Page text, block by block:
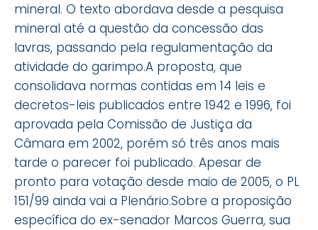
mineral. O texto abordava desde a pesquisa
mineral até a questão da concessão das
lavras, passando pela regulamentação da
atividade do garimpo.A proposta, que
consolidava normas contidas em 14 leis e
decretos-leis publicados entre 1942 e 1996, foi
aprovada pela Comissão de Justiça da
Câmara em 2002, porém só três anos mais
tarde o parecer foi publicado. Apesar de
pronto para votação desde maio de 2005, o PL
151/99 ainda vai a Plenário.Sobre a proposição
específica do ex-senador Marcos Guerra, sua